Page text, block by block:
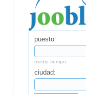
puesto:
medio tiempo
ciudad: